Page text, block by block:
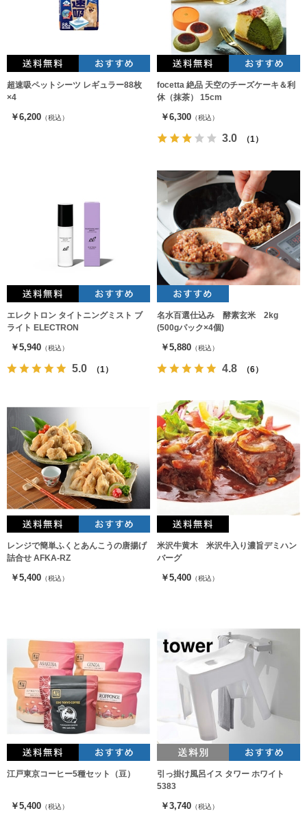
超速吸ペットシーツ レギュラー88枚
×4
￥6,200 （税込）
focetta 絶品 天空のチーズケーキ＆利
休（抹茶） 15cm
￥6,300 （税込）
3.0 （1）
エレクトロン タイトニングミスト ブ
ライト ELECTRON
￥5,940 （税込）
5.0 （1）
名水百選仕込み 酵素玄米 2kg
(500gパック×4個)
￥5,880 （税込）
4.8 （6）
レンジで簡単ふくとあんこうの唐揚げ
詰合せ AFKA-RZ
￥5,400 （税込）
米沢牛黄木 米沢牛入り濃旨デミハン
バーグ
￥5,400 （税込）
江戸東京コーヒー5種セット（豆）
￥5,400 （税込）
引っ掛け風呂イス タワー ホワイト
5383
￥3,740 （税込）